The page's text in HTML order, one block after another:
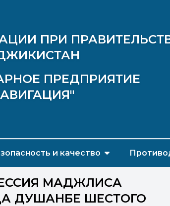
ПРИ
ПРЕДПРИЯТИЕ
и качество
МАДЖЛИСА
ДУШАНБЕ ШЕСТОГО